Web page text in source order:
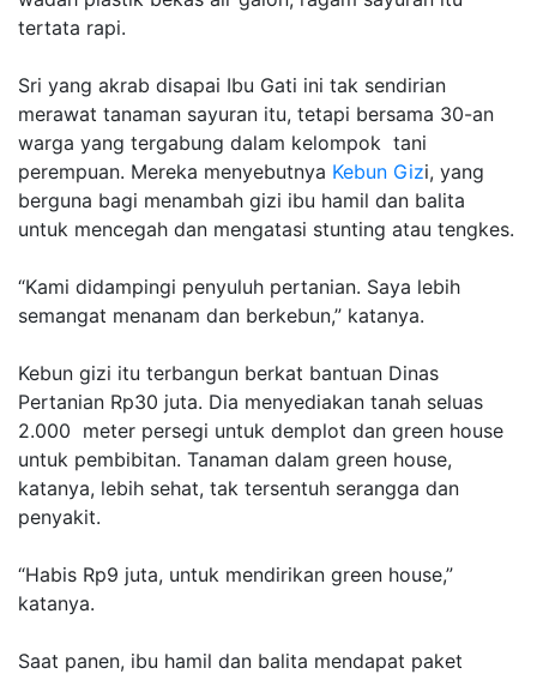
tertata rapi.
Sri yang akrab disapai Ibu Gati ini tak sendirian
merawat tanaman sayuran itu, tetapi bersama 30-an
warga yang tergabung dalam kelompok tani
perempuan. Mereka menyebutnya Kebun Gizi, yang
berguna bagi menambah gizi ibu hamil dan balita
untuk mencegah dan mengatasi stunting atau tengkes.
“Kami didampingi penyuluh pertanian. Saya lebih
semangat menanam dan berkebun,” katanya.
Kebun gizi itu terbangun berkat bantuan Dinas
Pertanian Rp30 juta. Dia menyediakan tanah seluas
2.000 meter persegi untuk demplot dan green house
untuk pembibitan. Tanaman dalam green house,
katanya, lebih sehat, tak tersentuh serangga dan
penyakit.
“Habis Rp9 juta, untuk mendirikan green house,”
katanya.
Saat panen, ibu hamil dan balita mendapat paket